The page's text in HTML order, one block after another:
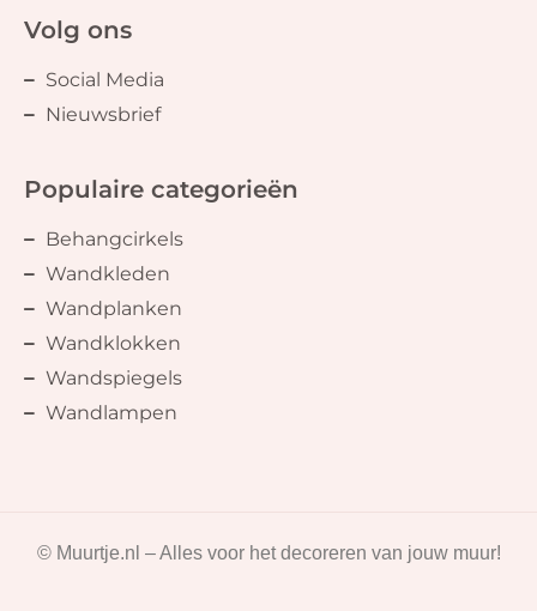
Volg ons
Social Media
Nieuwsbrief
Populaire categorieën
Behangcirkels
Wandkleden
Wandplanken
Wandklokken
Wandspiegels
Wandlampen
© Muurtje.nl – Alles voor het decoreren van jouw muur!